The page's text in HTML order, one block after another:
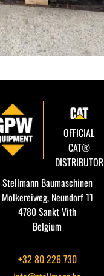
OFFICIAL
CAT®
DISTRIBUTOR
Stellmann Baumaschinen
Molkereiweg, Neundorf 11
4780 Sankt Vith
Belgium
+32 80 226 730